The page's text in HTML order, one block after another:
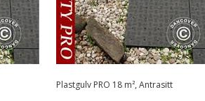
Plastgulv PRO 18 m², Antrasitt